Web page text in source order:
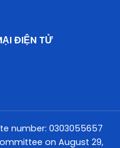
ĐIỆN TỬ
number: 0303055657
on August 29,